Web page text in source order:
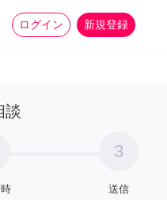
ログイン 新規登録
家事 more_horiz
談
3
送信